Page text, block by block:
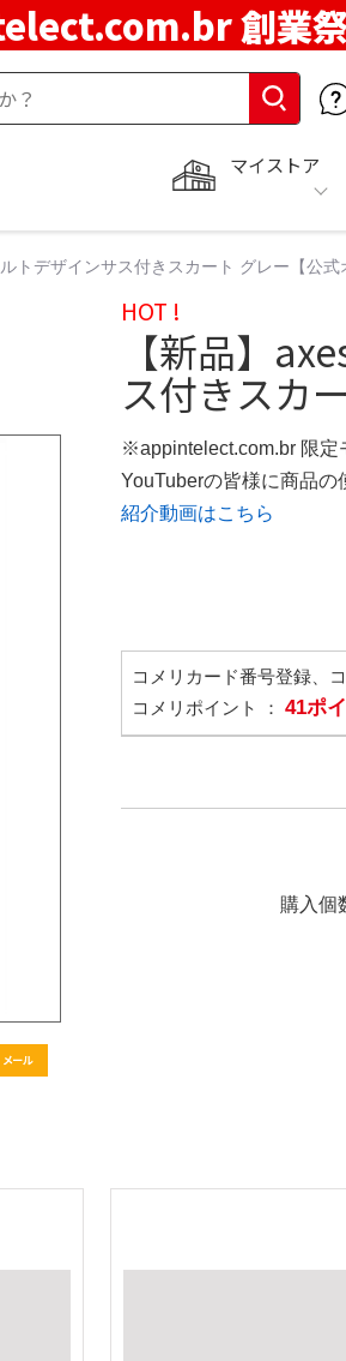
創業
マイストア
トデザインサス付きスカート グレー【公式
HOT !
【新品】
ス付きスカ
※appintelect.com.br 限定
YouTuberの皆様に商品の
紹介動画はこちら
コメリカード番号登録、
コメリポイント ： 41ポ
購入個